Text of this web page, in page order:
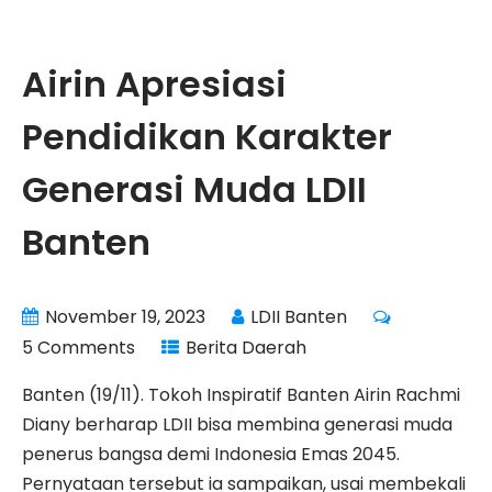
Airin Apresiasi
Pendidikan Karakter
Generasi Muda LDII
Banten
November 19, 2023
LDII Banten
5 Comments
Berita Daerah
Banten (19/11). Tokoh Inspiratif Banten Airin Rachmi
Diany berharap LDII bisa membina generasi muda
penerus bangsa demi Indonesia Emas 2045.
Pernyataan tersebut ia sampaikan, usai membekali